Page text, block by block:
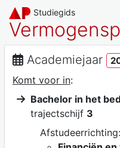
Studiegids
Academiejaar
Komt voor in:
Bachelor in het
trajectschijf 3
Afstudeerrichting: